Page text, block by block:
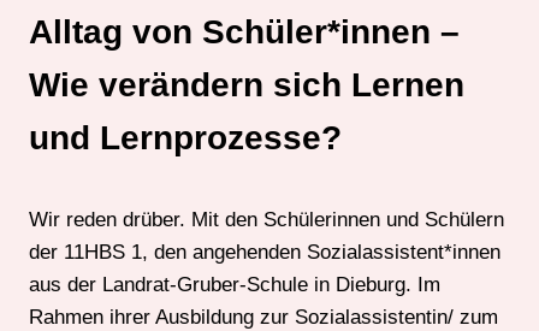
Alltag von Schüler*innen –
Wie verändern sich Lernen
und Lernprozesse?
Wir reden drüber. Mit den Schülerinnen und Schülern
der 11HBS 1, den angehenden Sozialassistent*innen
aus der Landrat-Gruber-Schule in Dieburg. Im
Rahmen ihrer Ausbildung zur Sozialassistentin/ zum